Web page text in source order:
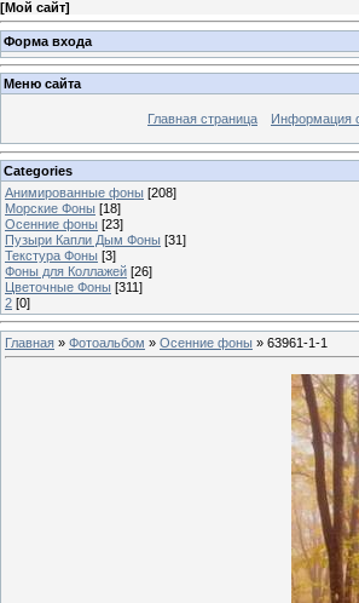
[Мой сайт]
Форма входа
Меню сайта
Главная страница Информация
Categories
Анимированные фоны [208]
Морские Фоны [18]
Осенние фоны [23]
Пузыри Капли Дым Фоны [31]
Текстура Фоны [3]
Фоны для Коллажей [26]
Цветочные Фоны [311]
2 [0]
Главная » Фотоальбом » Осенние фоны » 63961-1-1